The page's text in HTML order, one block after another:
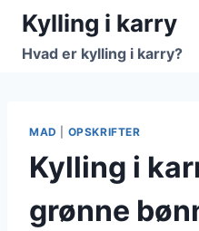
Fortsæt
indhold
Kylling i karry
Hvad er kylling i karry?
MAD OPSKRIFTER
Kylling i
grønne